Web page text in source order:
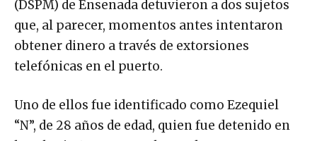
(DSPM) de Ensenada detuvieron a dos sujetos
que, al parecer, momentos antes intentaron
obtener dinero a través de extorsiones
telefónicas en el puerto.
Uno de ellos fue identificado como Ezequiel
“N”, de 28 años de edad, quien fue detenido en